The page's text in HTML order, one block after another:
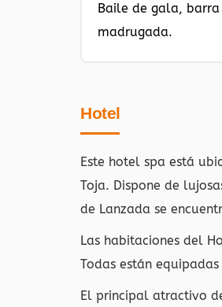
Baile de gala, barra
madrugada.
Hotel
Este hotel spa está
Toja. Dispone de
de Lanzada se
Las habitaciones del
Todas están
El principal atractivo